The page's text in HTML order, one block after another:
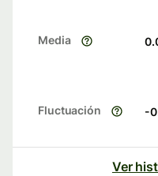
Media
Fluctuación -
Ver